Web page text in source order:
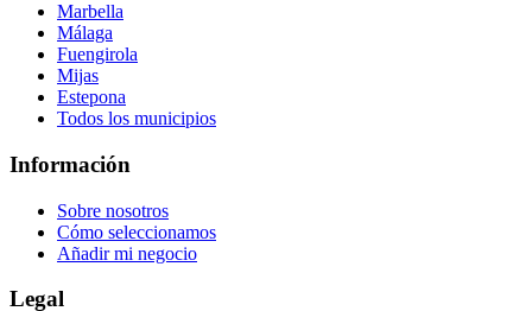
Marbella
Málaga
Fuengirola
Mijas
Estepona
Todos los municipios
Información
Sobre nosotros
Cómo seleccionamos
Añadir mi negocio
Legal